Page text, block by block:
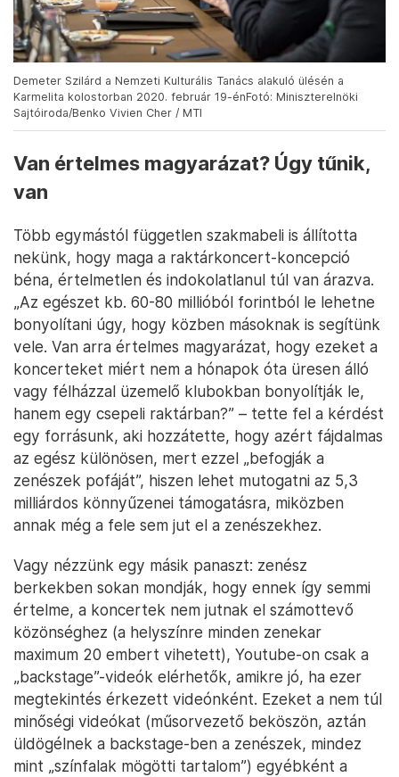
Demeter Szilárd a Nemzeti Kulturális Tanács alakuló ülésén a
Karmelita kolostorban 2020. február 19-énFotó: Miniszterelnöki
Sajtóiroda/Benko Vivien Cher / MTI
Van értelmes magyarázat? Úgy tűnik,
van
Több egymástól független szakmabeli is állította
nekünk, hogy maga a raktárkoncert-koncepció
béna, értelmetlen és indokolatlanul túl van árazva.
„Az egészet kb. 60-80 millióból forintból le lehetne
bonyolítani úgy, hogy közben másoknak is segítünk
vele. Van arra értelmes magyarázat, hogy ezeket a
koncerteket miért nem a hónapok óta üresen álló
vagy félházzal üzemelő klubokban bonyolítják le,
hanem egy csepeli raktárban?” – tette fel a kérdést
egy forrásunk, aki hozzátette, hogy azért fájdalmas
az egész különösen, mert ezzel „befogják a
zenészek pofáját”, hiszen lehet mutogatni az 5,3
milliárdos könnyűzenei támogatásra, miközben
annak még a fele sem jut el a zenészekhez.
Vagy nézzünk egy másik panaszt: zenész
berkekben sokan mondják, hogy ennek így semmi
értelme, a koncertek nem jutnak el számottevő
közönséghez (a helyszínre minden zenekar
maximum 20 embert vihetett), Youtube-on csak a
„backstage”-videók elérhetők, amikre jó, ha ezer
megtekintés érkezett videónként. Ezeket a nem túl
minőségi videókat (műsorvezető beköszön, aztán
üldögélnek a backstage-ben a zenészek, mindez
mint „színfalak mögötti tartalom”) egyébként a